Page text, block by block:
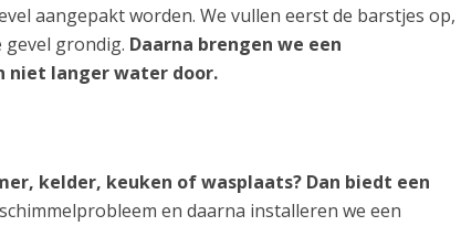
aangepakt worden. We vullen eerst de barstjes op,
grondig. Daarna brengen we een
niet langer water door.
kelder, keuken of wasplaats? Dan biedt een
en daarna installeren we een